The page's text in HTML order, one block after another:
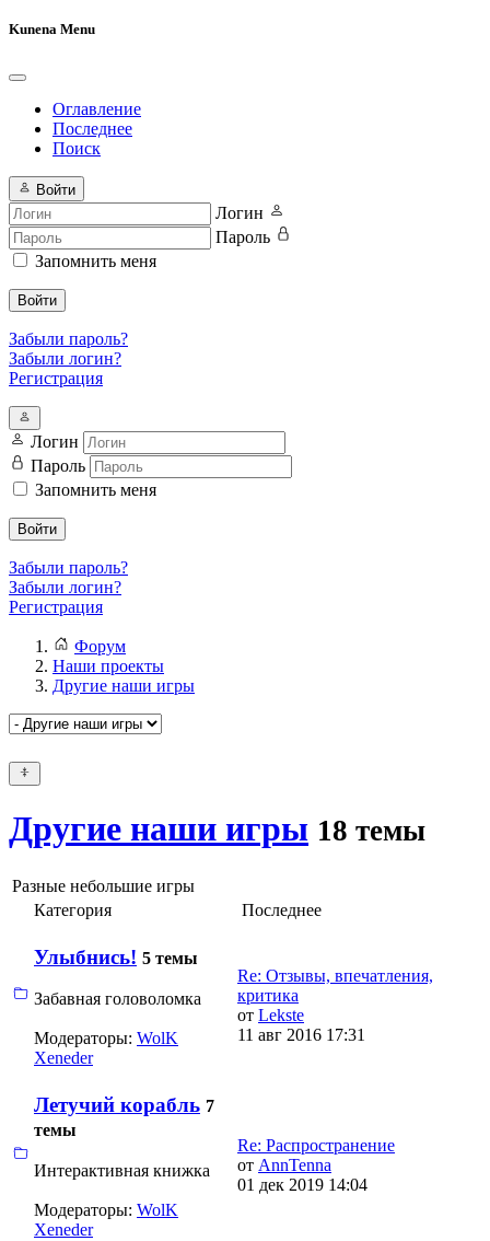
Kunena Menu
Оглавление
Последнее
Поиск
Войти
Логин
Пароль
Запомнить меня
Войти
Забыли пароль?
Забыли логин?
Регистрация
Логин
Пароль
Запомнить меня
Войти
Забыли пароль?
Забыли логин?
Регистрация
Форум
Наши проекты
Другие наши игры
Другие наши игры 18 темы
Разные небольшие игры
Категория
Последнее
Улыбнись! 5 темы
Забавная головоломка
Модераторы: WolK
Xeneder
Re: Отзывы, впечатления,
критика
от Lekste
11 авг 2016 17:31
Летучий корабль 7
темы
Интерактивная книжка
Модераторы: WolK
Xeneder
Re: Распространение
от AnnTenna
01 дек 2019 14:04